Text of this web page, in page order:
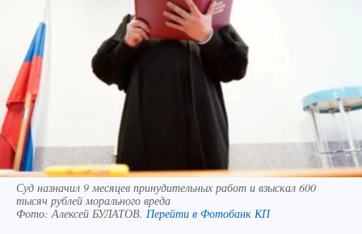
Суд назначил 9 месяцев принудительных работ и взыскал 600
тысяч рублей морального вреда
Фото:Алексей БУЛАТОВ. Перейти в Фотобанк КП